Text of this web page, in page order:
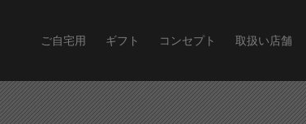
ご自宅用 ギフト コンセプト 取扱い店舗